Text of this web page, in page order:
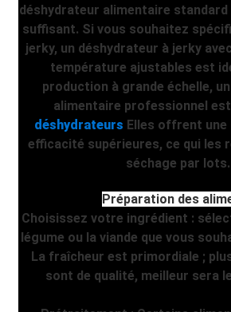
déshydrateur alimentaire
suffisant. Si vous souhaitez
jerky, un déshydrateur à jerky
température ajustables est
production à grande échelle,
alimentaire professionnel
déshydrateurs Elles offrent
efficacité supérieures, ce qui les
séchage par lots.
Préparation des
Choisissez votre ingrédient :
légume ou la viande que vous
La fraîcheur est primordiale ;
sont de qualité, meilleur sera